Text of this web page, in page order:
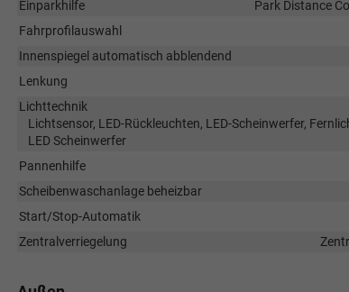
Einparkhilfe
Park Distance
Fahrprofilauswahl
Innenspiegel automatisch abblendend
Lenkung
Lichttechnik
Lichtsensor, LED-Rückleuchten, LED-Scheinwerfer,
LED Scheinwerfer
Pannenhilfe
Scheibenwaschanlage beheizbar
Start/Stop-Automatik
Zentralverriegelung